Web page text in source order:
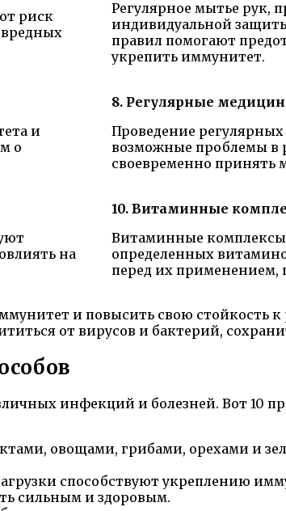
риск
вредных
Регулярное мытье рук,
индивидуальной
правил помогают
укрепить иммунитет.
и
о
8. Регулярные
Проведение
возможные проблемы в
своевременно принять
на
10. Витаминные
Витаминные комплексы
определенных
перед их применением,
и повысить свою стойкость
от вирусов и бактерий,
инфекций и болезней. Вот 10
овощами, грибами, орехами и
способствуют укреплению
сильным и здоровым.